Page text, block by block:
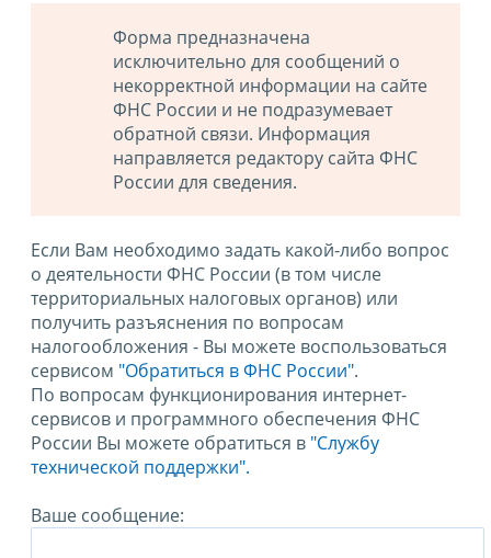
Форма предназначена
исключительно для сообщений о
некорректной информации на сайте
ФНС России и не подразумевает
обратной связи. Информация
направляется редактору сайта ФНС
России для сведения.
Если Вам необходимо задать какой-либо вопрос
о деятельности ФНС России (в том числе
территориальных налоговых органов) или
получить разъяснения по вопросам
налогообложения - Вы можете воспользоваться
сервисом "Обратиться в ФНС России".
По вопросам функционирования интернет-
сервисов и программного обеспечения ФНС
России Вы можете обратиться в "Службу
технической поддержки".
Ваше сообщение: